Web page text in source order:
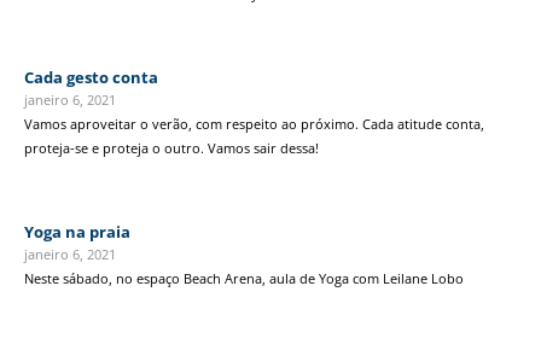
Cada gesto conta
janeiro 6, 2021
Vamos aproveitar o verão, com respeito ao próximo. Cada atitude conta,
proteja-se e proteja o outro. Vamos sair dessa!
Yoga na praia
janeiro 6, 2021
Neste sábado, no espaço Beach Arena, aula de Yoga com Leilane Lobo